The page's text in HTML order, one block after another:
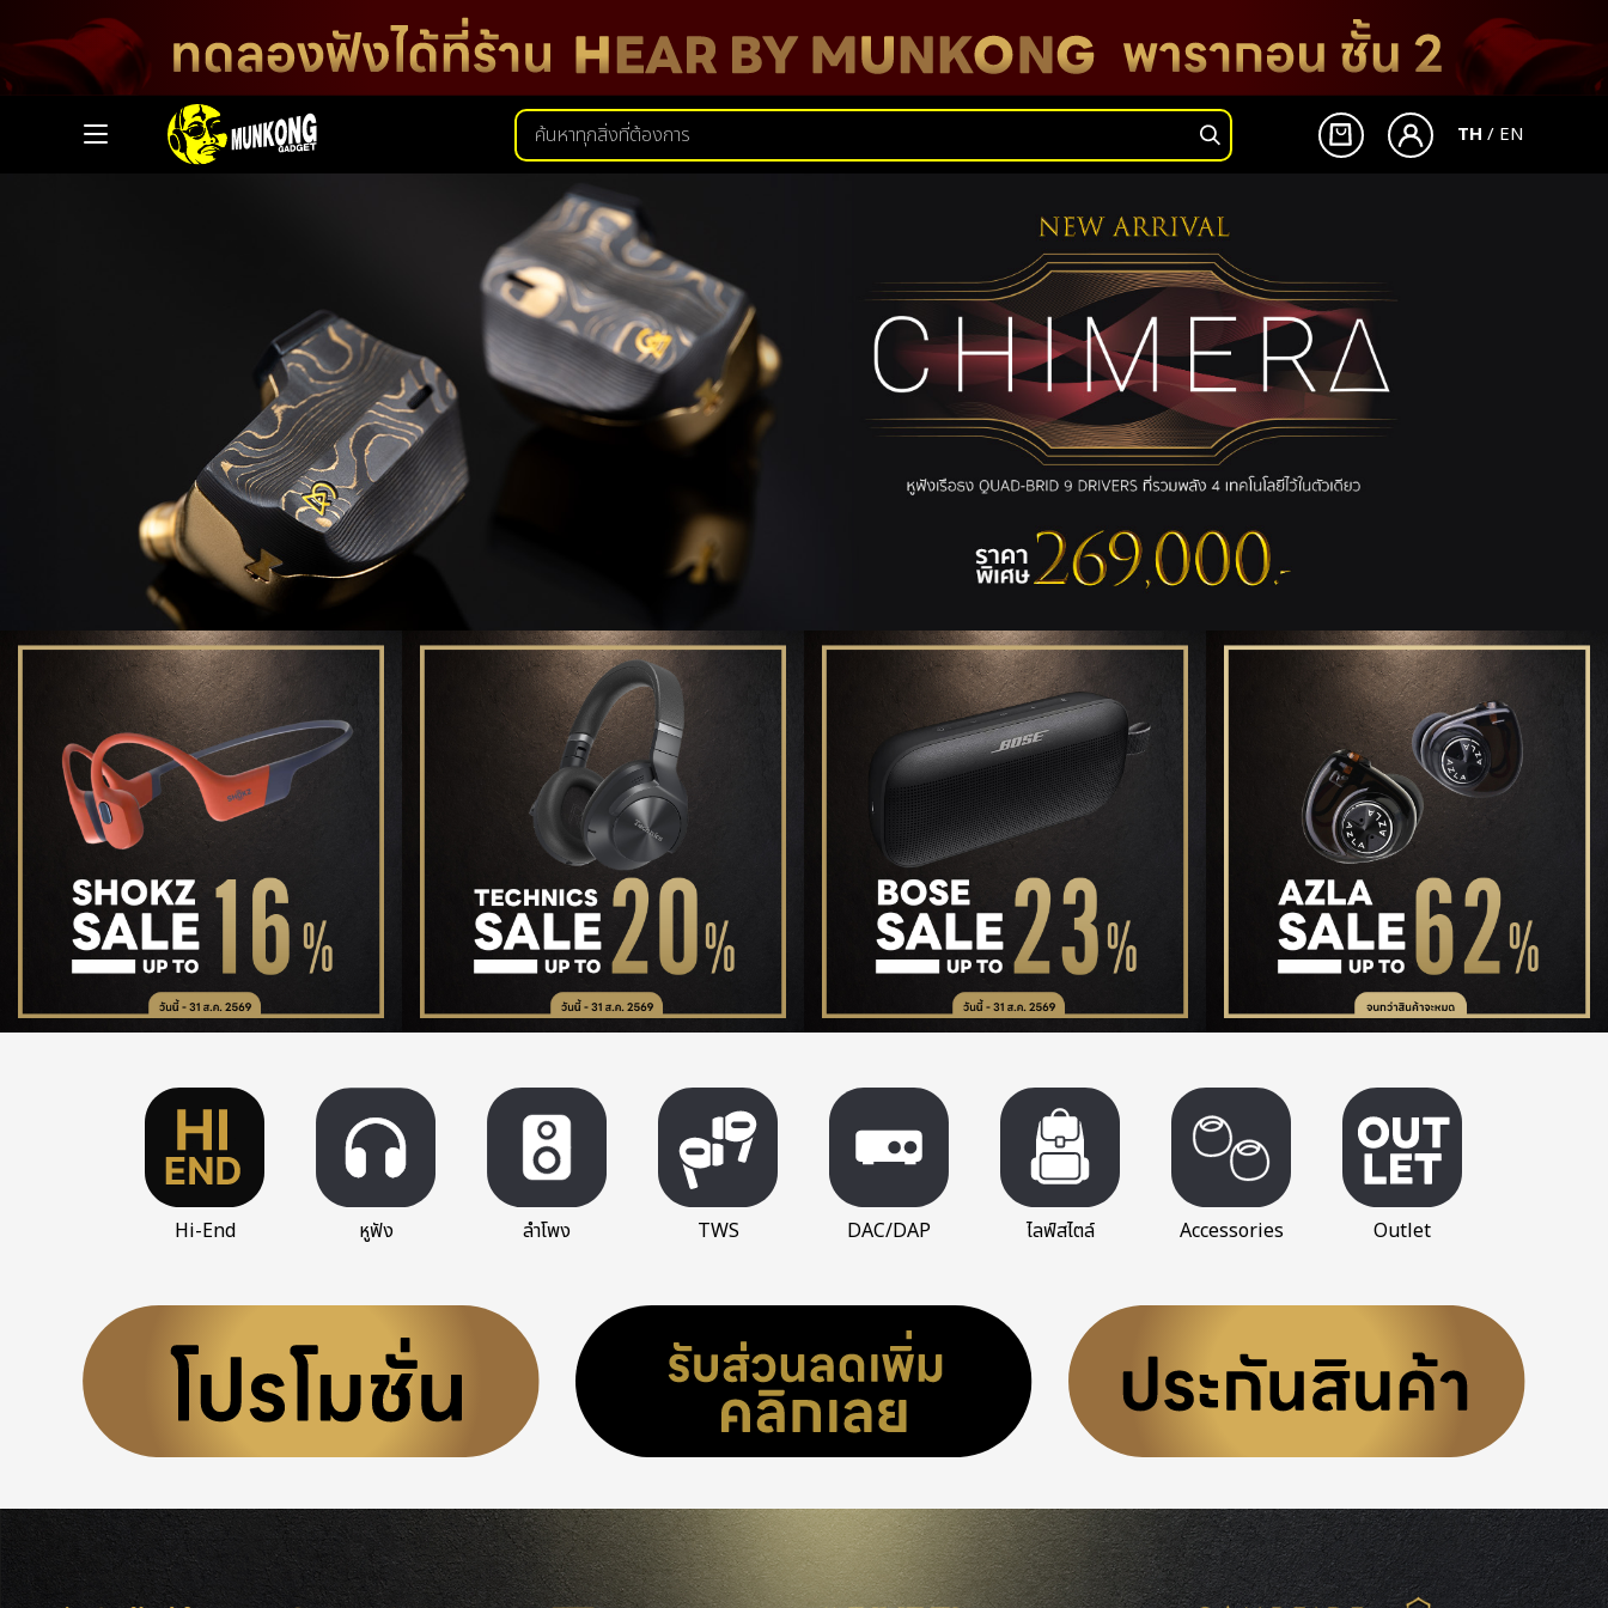
TH / EN
รายละเอียด รายละเอียด รายละเอียด รายละเอียด
Hi-End หูฟัง ลำโพง TWS DAC/DAP ไลฟ์สไตล์ Accessories Outlet